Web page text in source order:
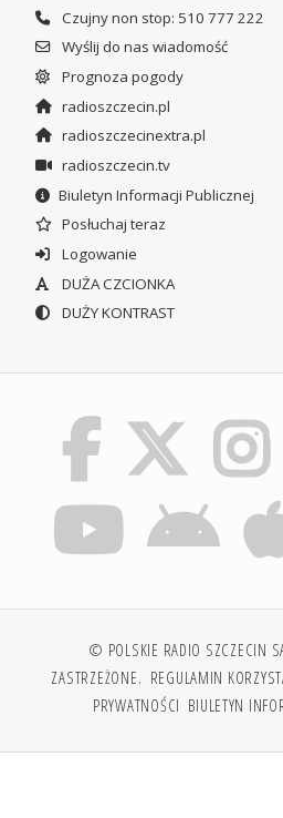
Czujny non stop: 510 777 222
Wyślij do nas wiadomość
Prognoza pogody
radioszczecin.pl
radioszczecinextra.pl
radioszczecin.tv
Biuletyn Informacji Publicznej
Posłuchaj teraz
Logowanie
DUŻA CZCIONKA
DUŻY KONTRAST
© POLSKIE RADIO SZCZECIN
ZASTRZEŻONE. REGULAMIN
PRYWATNOŚCI BIULETYN